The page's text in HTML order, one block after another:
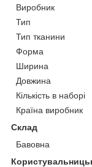
Виробник
Тип
Тип тканини
Форма
Ширина
Довжина
Кількість в наборі
Країна виробник
Склад
Бавовна